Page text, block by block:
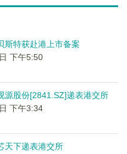
斯特获赴港上市备案
下午5:50
源股份[2841.SZ]递表港交所
下午3:34
天下递表港交所